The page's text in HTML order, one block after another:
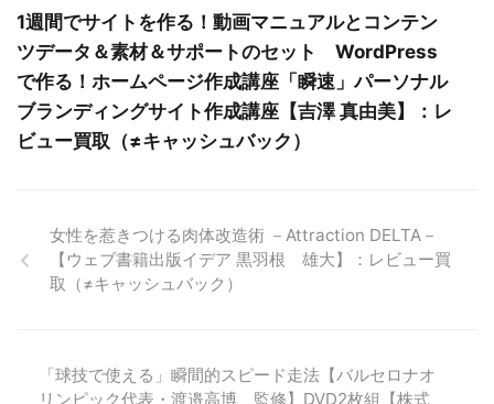
1週間でサイトを作る！動画マニュアルとコンテン
ツデータ＆素材＆サポートのセット WordPress
で作る！ホームページ作成講座「瞬速」パーソナル
ブランディングサイト作成講座【吉澤 真由美】：レ
ビュー買取（≠キャッシュバック）
女性を惹きつける肉体改造術 －Attraction DELTA－
【ウェブ書籍出版イデア 黒羽根 雄大】：レビュー買
取（≠キャッシュバック）
「球技で使える」瞬間的スピード走法【バルセロナオ
リンピック代表・渡邉高博 監修】DVD2枚組【株式